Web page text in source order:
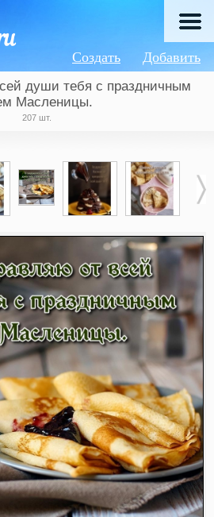
Добавить
Создать
души тебя с праздничным
Масленицы.
207 шт.